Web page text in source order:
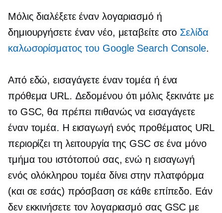
Μόλις διαλέξετε έναν λογαριασμό ή
δημιουργήσετε έναν νέο, μεταβείτε στο Σελίδα
καλωσορίσματος του Google Search Console.
Από εδώ, εισαγάγετε έναν τομέα ή ένα
πρόθεμα URL. Δεδομένου ότι μόλις ξεκινάτε με
το GSC, θα πρέπει πιθανώς να εισαγάγετε
έναν τομέα. Η εισαγωγή ενός προθέματος URL
περιορίζει τη λειτουργία της GSC σε ένα μόνο
τμήμα του ιστότοπού σας, ενώ η εισαγωγή
ενός ολόκληρου τομέα δίνει στην πλατφόρμα
(και σε εσάς) πρόσβαση σε κάθε επίπεδο. Εάν
δεν εκκινήσετε τον λογαριασμό σας GSC με